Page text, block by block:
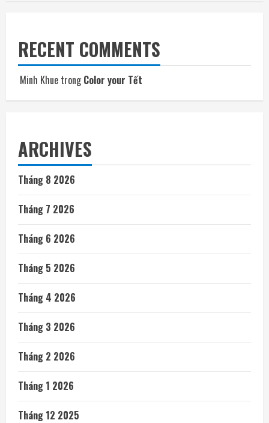
RECENT COMMENTS
Minh Khue trongColor your Tết
ARCHIVES
Tháng 8 2026
Tháng 7 2026
Tháng 6 2026
Tháng 5 2026
Tháng 4 2026
Tháng 3 2026
Tháng 2 2026
Tháng 1 2026
Tháng 12 2025